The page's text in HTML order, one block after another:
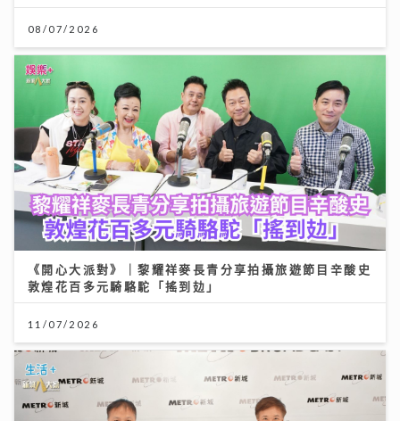
08/07/2026
《開心大派對》｜黎耀祥麥長青分享拍攝旅遊節目辛酸史
敦煌花百多元騎駱駝「搖到攰」
11/07/2026